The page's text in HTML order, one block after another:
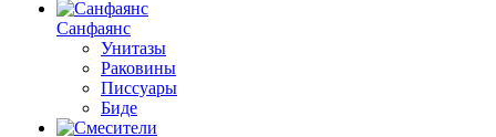
Санфаянс
Унитазы
Раковины
Писсуары
Биде